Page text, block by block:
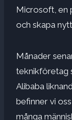
Microsoft, en
och skapa
Månader
teknikföretag
Alibaba
befinner vi
många